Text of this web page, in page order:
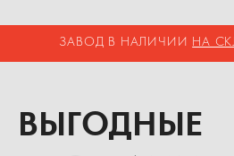
ЗАВОД В НАЛИЧИИ НА
ВЫГОДНЫЕ